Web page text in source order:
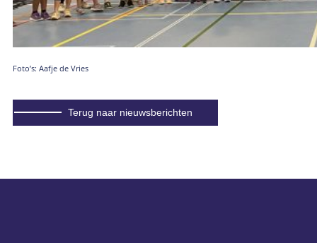
Foto’s: Aafje de Vries
Terug naar nieuwsberichten